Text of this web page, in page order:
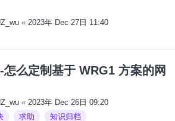
« 2023年 Dec 27日 11:40
么定制基于 WRG1 方案的网
« 2023年 Dec 26日 09:20
求助 知识归档